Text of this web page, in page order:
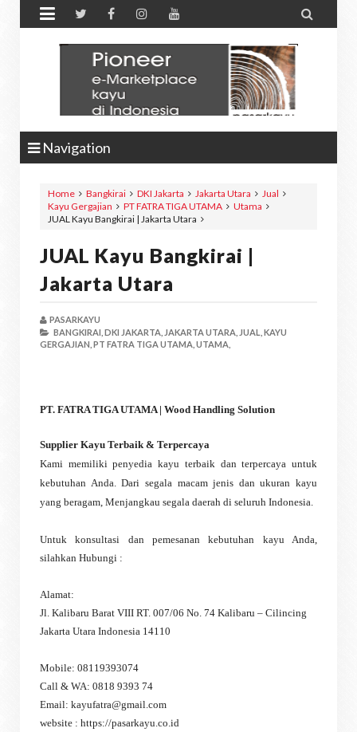
 
Navigation
Home Bangkirai DKI Jakarta Jakarta Utara
Jual
Kayu Gergajian
PT FATRA TIGA UTAMA
Utama
JUAL Kayu Bangkirai | Jakarta Utara
JUAL Kayu Bangkirai |
Jakarta Utara
PASARKAYU
BANGKIRAI, DKI JAKARTA, JAKARTA UTARA, JUAL, KAYU
GERGAJIAN, PT FATRA TIGA UTAMA, UTAMA,
PT. FATRA TIGA UTAMA | Wood Handling Solution
Supplier Kayu Terbaik & Terpercaya
Kami memiliki penyedia kayu terbaik dan terpercaya untuk
kebutuhan Anda. Dari segala macam jenis dan ukuran kayu
yang beragam, Menjangkau segala daerah di seluruh Indonesia.
Untuk konsultasi dan pemesanan kebutuhan kayu Anda,
silahkan Hubungi :
Alamat:
Jl. Kalibaru Barat VIII RT. 007/06 No. 74 Kalibaru – Cilincing
Jakarta Utara Indonesia 14110
Mobile: 08119393074
Call & WA: 0818 9393 74
Email: kayufatra@gmail.com
website : https://pasarkayu.co.id